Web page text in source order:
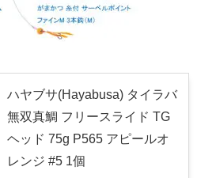
ハヤブサ(Hayabusa) タイラバ
無双真鯛 フリースライド TG
ヘッド 75g P565 アピールオ
レンジ #5 1個